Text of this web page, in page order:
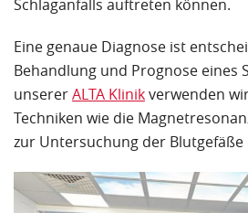
Schlaganfalls auftreten können.
Eine genaue Diagnose ist
Behandlung und Prognose eines
unsererALTA Klinikverwenden
Techniken wie die
zur Untersuchung der Blutgefäße